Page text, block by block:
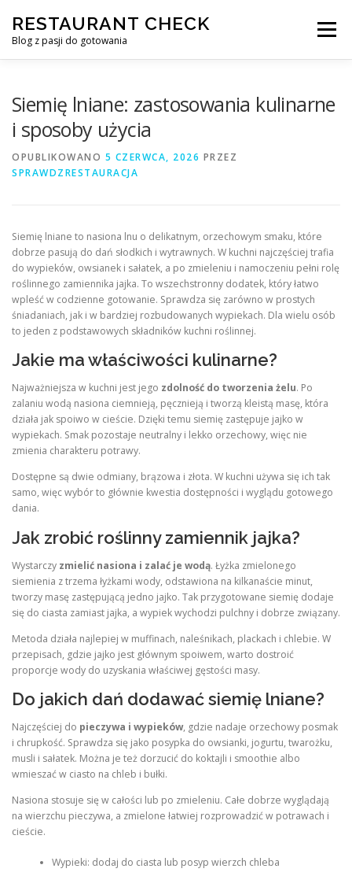
treści
RESTAURANT CHECK
Blog z pasji do gotowania
Menu
Siemię lniane: zastosowania kulinarne
i sposoby użycia
OPUBLIKOWANO 5 CZERWCA, 2026 PRZEZ
SPRAWDZRESTAURACJA
Siemię lniane to nasiona lnu o delikatnym, orzechowym smaku, które
dobrze pasują do dań słodkich i wytrawnych. W kuchni najczęściej trafia
do wypieków, owsianek i sałatek, a po zmieleniu i namoczeniu pełni rolę
roślinnego zamiennika jajka. To wszechstronny dodatek, który łatwo
wpleść w codzienne gotowanie. Sprawdza się zarówno w prostych
śniadaniach, jak i w bardziej rozbudowanych wypiekach. Dla wielu osób
to jeden z podstawowych składników kuchni roślinnej.
Jakie ma właściwości kulinarne?
Najważniejsza w kuchni jest jego zdolność do tworzenia żelu. Po
zalaniu wodą nasiona ciemnieją, pęcznieją i tworzą kleistą masę, która
działa jak spoiwo w cieście. Dzięki temu siemię zastępuje jajko w
wypiekach. Smak pozostaje neutralny i lekko orzechowy, więc nie
zmienia charakteru potrawy.
Dostępne są dwie odmiany, brązowa i złota. W kuchni używa się ich tak
samo, więc wybór to głównie kwestia dostępności i wyglądu gotowego
dania.
Jak zrobić roślinny zamiennik jajka?
Wystarczy zmielić nasiona i zalać je wodą. Łyżka zmielonego
siemienia z trzema łyżkami wody, odstawiona na kilkanaście minut,
tworzy masę zastępującą jedno jajko. Tak przygotowane siemię dodaje
się do ciasta zamiast jajka, a wypiek wychodzi pulchny i dobrze związany.
Metoda działa najlepiej w muffinach, naleśnikach, plackach i chlebie. W
przepisach, gdzie jajko jest głównym spoiwem, warto dostroić
proporcje wody do uzyskania właściwej gęstości masy.
Do jakich dań dodawać siemię lniane?
Najczęściej do pieczywa i wypieków, gdzie nadaje orzechowy posmak
i chrupkość. Sprawdza się jako posypka do owsianki, jogurtu, twarożku,
musli i sałatek. Można je też dorzucić do koktajli i smoothie albo
wmieszać w ciasto na chleb i bułki.
Nasiona stosuje się w całości lub po zmieleniu. Całe dobrze wyglądają
na wierzchu pieczywa, a zmielone łatwiej rozprowadzić w potrawach i
cieście.
Wypieki: dodaj do ciasta lub posyp wierzch chleba